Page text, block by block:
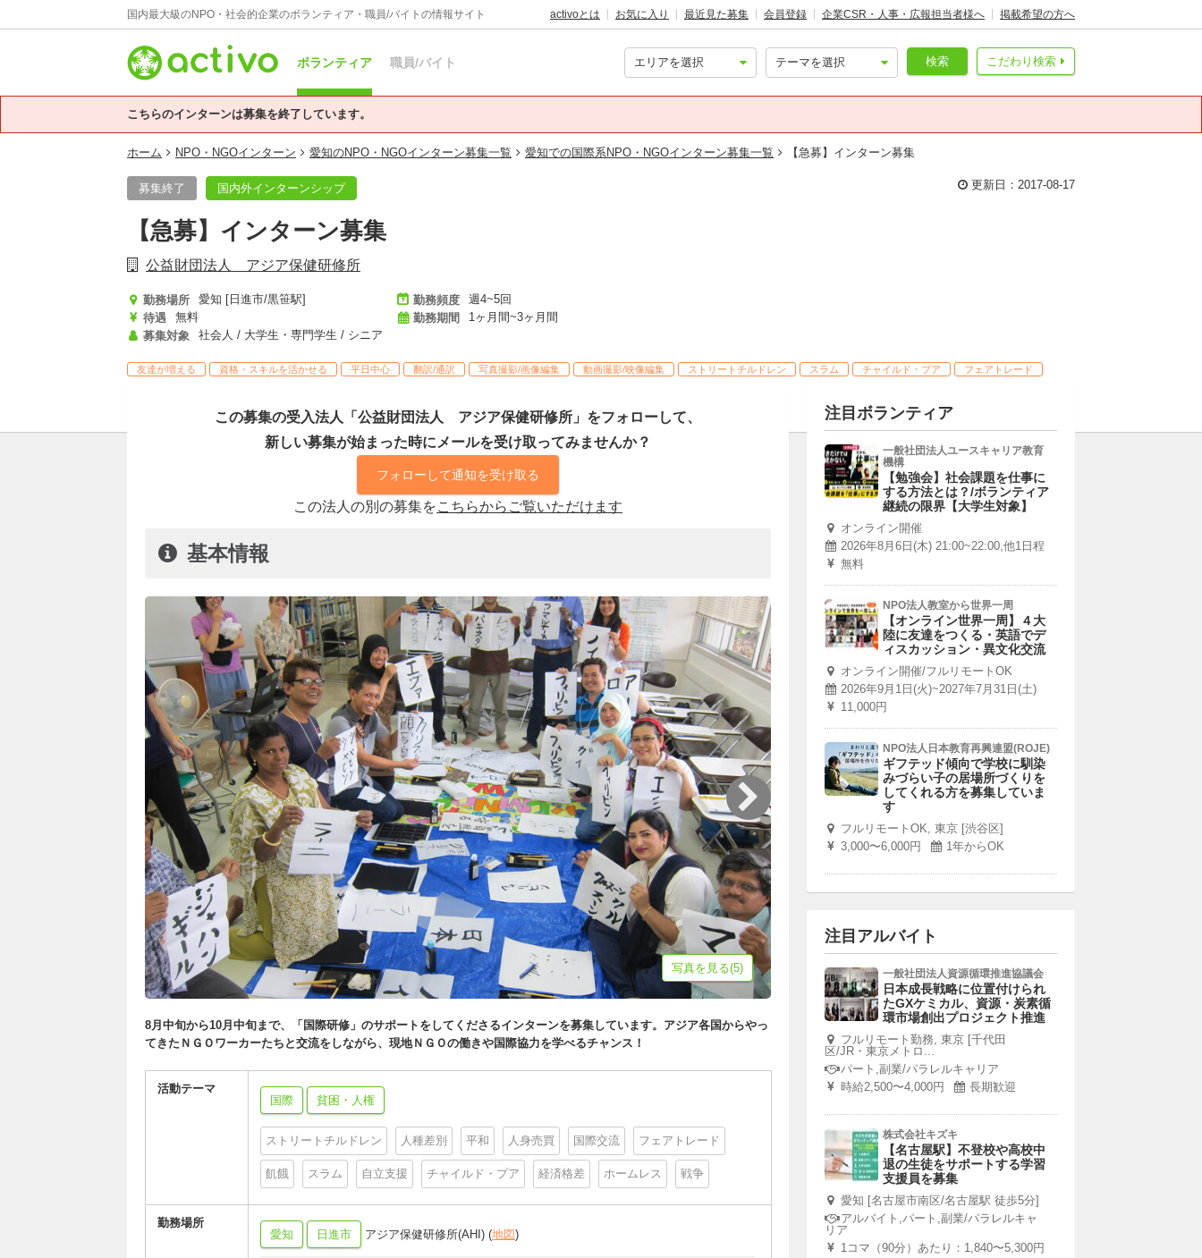
国内最大級のNPO・社会的企業のボランティア・職員/バイトの情報サイト activoとは お気に入り 最近見た募集 会員登録 企業CSR・人事・広報担当者様へ 掲載希望の方へ
ボランティア 職員/バイト こだわり検索
検索
こちらのインターンは募集を終了しています。
ホーム NPO・NGOインターン 愛知のNPO・NGOインターン募集一覧 愛知での国際系NPO・NGOインターン募集一覧 【急募】インターン募集
募集終了 国内外インターンシップ 更新日：2017-08-17
【急募】インターン募集
公益財団法人 アジア保健研修所
勤務場所
愛知 [日進市/黒笹駅]
待遇
無料
募集対象
社会人 / 大学生・専門学生 / シニア
勤務頻度
週4~5回
勤務期間
1ヶ月間~3ヶ月間
友達が増える 資格・スキルを活かせる 平日中心 翻訳/通訳 写真撮影/画像編集 動画撮影/映像編集 ストリートチルドレン スラム チャイルド・プア フェアトレード
この募集の受入法人「公益財団法人 アジア保健研修所」をフォローして、
新しい募集が始まった時にメールを受け取ってみませんか？
フォローして通知を受け取る
この法人の別の募集をこちらからご覧いただけます
基本情報
写真を見る(5)
8月中旬から10月中旬まで、「国際研修」のサポートをしてくださるインターンを募集しています。アジア各国からやっ
てきたＮＧＯワーカーたちと交流をしながら、現地ＮＧＯの働きや国際協力を学べるチャンス！
活動テーマ
国際
貧困・人権
ストリートチルドレン 人種差別 平和 人身売買 国際交流 フェアトレード
飢餓 スラム 自立支援 チャイルド・プア 経済格差 ホームレス 戦争
勤務場所
愛知
日進市 アジア保健研修所(AHI) (地図)
注目ボランティア
一般社団法人ユースキャリア教育
機構
【勉強会】社会課題を仕事に
する方法とは？/ボランティア
継続の限界【大学生対象】
オンライン開催
2026年8月6日(木) 21:00~22:00,他1日程
無料
NPO法人教室から世界一周
【オンライン世界一周】４大
陸に友達をつくる・英語でデ
ィスカッション・異文化交流
オンライン開催/フルリモートOK
2026年9月1日(火)~2027年7月31日(土)
11,000円
NPO法人日本教育再興連盟(ROJE)
ギフテッド傾向で学校に馴染
みづらい子の居場所づくりを
してくれる方を募集していま
す
フルリモートOK, 東京 [渋谷区]
3,000〜6,000円
1年からOK
注目アルバイト
一般社団法人資源循環推進協議会
日本成長戦略に位置付けられ
たGXケミカル、資源・炭素循
環市場創出プロジェクト推進
フルリモート勤務, 東京 [千代田
区/JR・東京メトロ...
パート,副業/パラレルキャリア
時給2,500〜4,000円
長期歓迎
株式会社キズキ
【名古屋駅】不登校や高校中
退の生徒をサポートする学習
支援員を募集
愛知 [名古屋市南区/名古屋駅 徒歩5分]
アルバイト,パート,副業/パラレルキャ
リア
1コマ（90分）あたり：1,840〜5,300円